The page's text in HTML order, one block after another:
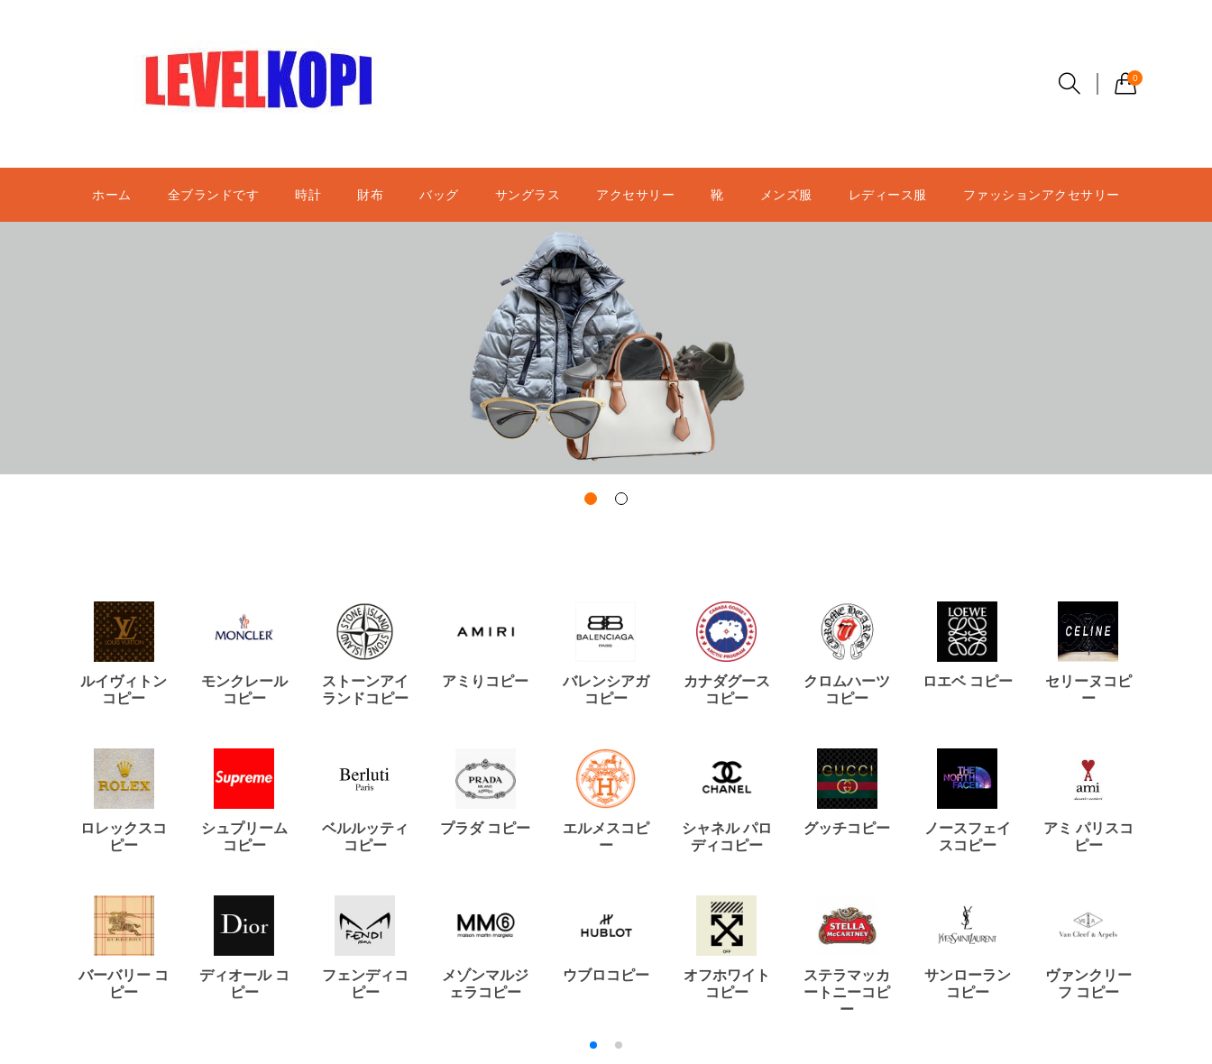
0
ホーム 全ブランドです 時計 財布 バッグ サングラス アクセサリー 靴 メンズ服 レディース服 ファッションアクセサリー
ルイヴィトン
コピー
モンクレール
コピー
ストーンアイ
ランドコピー
アミりコピー
バレンシアガ
コピー
カナダグース
コピー
クロムハーツ
コピー
ロエベ コピー
セリーヌコピ
ー
ロレックスコ
ピー
シュプリーム
コピー
ベルルッティ
コピー
プラダ コピー
エルメスコピ
ー
シャネル パロ
ディコピー
グッチコピー
ノースフェイ
スコピー
アミ パリスコ
ピー
バーバリー コ
ピー
ディオール コ
ピー
フェンディコ
ピー
メゾンマルジ
ェラコピー
ウブロコピー
オフホワイト
コピー
ステラマッカ
ートニーコピ
ー
サンローラン
コピー
ヴァンクリー
フ コピー